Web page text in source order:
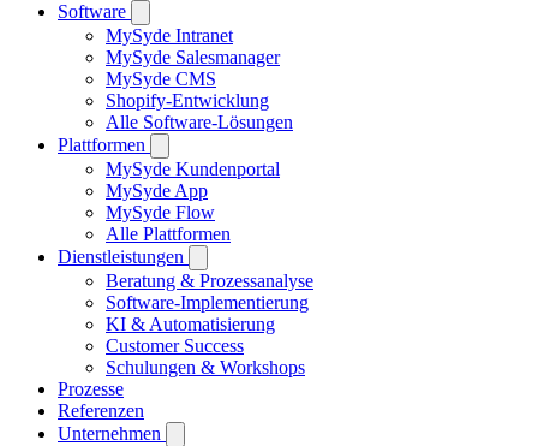
Software
MySyde Intranet
MySyde Salesmanager
MySyde CMS
Shopify-Entwicklung
Alle Software-Lösungen
Plattformen
MySyde Kundenportal
MySyde App
MySyde Flow
Alle Plattformen
Dienstleistungen
Beratung & Prozessanalyse
Software-Implementierung
KI & Automatisierung
Customer Success
Schulungen & Workshops
Prozesse
Referenzen
Unternehmen